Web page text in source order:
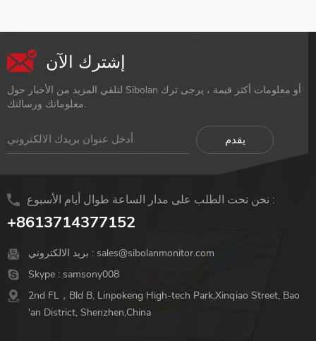
إشترك الآن
لتلقي المزيد من الأخبار حول Sibolan أو معلومات أكثر قيمة ، يرجى ترك
معلوماتك ورسالتك.
نحن تحت الطلب على مدار الساعة طوال أيام الأسبوع :
+8613714377152
بريد الالكتروني : sales@sibolanmonitor.com
Skype : samsony008
2nd FL，Bld B, Linpokeng High-tech Park,Xinqiao Street, Bao
'an District, Shenzhen,China